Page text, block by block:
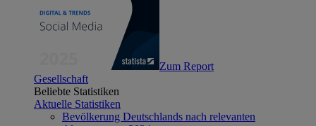
Zum Report
Gesellschaft
Beliebte Statistiken
Aktuelle Statistiken
Bevölkerung Deutschlands nach relevanten